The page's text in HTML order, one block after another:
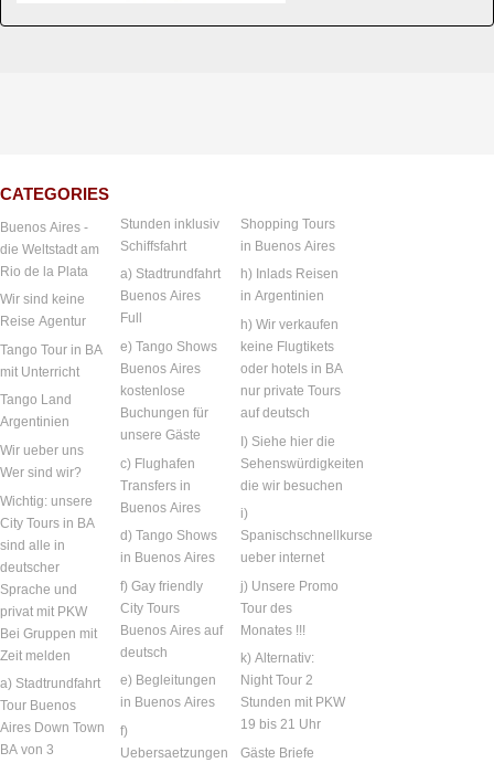
CATEGORIES
Buenos Aires -
die Weltstadt am
Rio de la Plata
Wir sind keine
Reise Agentur
Tango Tour in BA
mit Unterricht
Tango Land
Argentinien
Wir ueber uns
Wer sind wir?
Wichtig: unsere
City Tours in BA
sind alle in
deutscher
Sprache und
privat mit PKW
Bei Gruppen mit
Zeit melden
a) Stadtrundfahrt
Tour Buenos
Aires Down Town
BA von 3
Stunden inklusiv
Schiffsfahrt
a) Stadtrundfahrt
Buenos Aires
Full
e) Tango Shows
Buenos Aires
kostenlose
Buchungen für
unsere Gäste
c) Flughafen
Transfers in
Buenos Aires
d) Tango Shows
in Buenos Aires
f) Gay friendly
City Tours
Buenos Aires auf
deutsch
e) Begleitungen
in Buenos Aires
f)
Uebersaetzungen
Shopping Tours
in Buenos Aires
h) Inlads Reisen
in Argentinien
h) Wir verkaufen
keine Flugtikets
oder hotels in BA
nur private Tours
auf deutsch
I) Siehe hier die
Sehenswürdigkeiten
die wir besuchen
i)
Spanischschnellkurse
ueber internet
j) Unsere Promo
Tour des
Monates !!!
k) Alternativ:
Night Tour 2
Stunden mit PKW
19 bis 21 Uhr
Gäste Briefe